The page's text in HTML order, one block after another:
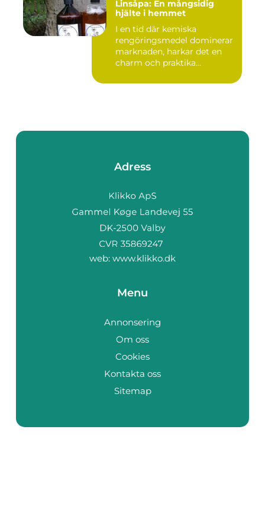
Linsåpa: En mångsidig
hjälte i hemmet
I en tid där kemiska
rengöringsmedel dominerar
marknaden, harkar det en
charm och praktika...
Adress
web: www.klikko.dk
Menu
Annonsering
Om oss
Cookies
Kontakta oss
Sitemap